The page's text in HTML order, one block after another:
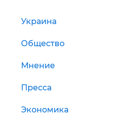
Украина
Общество
Мнение
Пресса
Экономика